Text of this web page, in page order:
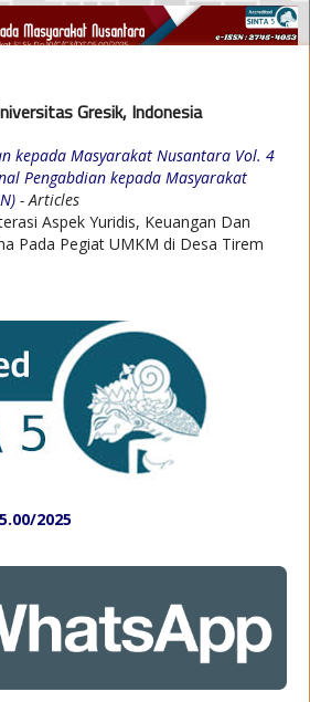
Gresik, Indonesia
kepada Masyarakat Nusantara Vol. 4
Pengabdian kepada Masyarakat
- Articles
Aspek Yuridis, Keuangan Dan
Pada Pegiat UMKM di Desa Tirem
2025